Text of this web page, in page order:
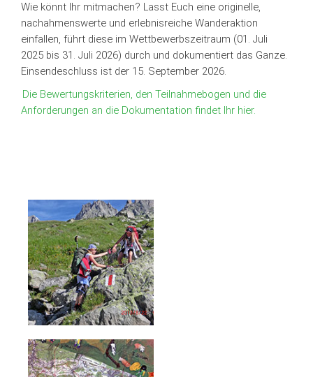
Wie könnt Ihr mitmachen? Lasst Euch eine originelle,
nachahmenswerte und erlebnisreiche Wanderaktion
einfallen, führt diese im Wettbewerbszeitraum (01. Juli
2025 bis 31. Juli 2026) durch und dokumentiert das Ganze.
Einsendeschluss ist der 15. September 2026.
Die Bewertungskriterien, den Teilnahmebogen und die
Anforderungen an die Dokumentation findet Ihr hier.